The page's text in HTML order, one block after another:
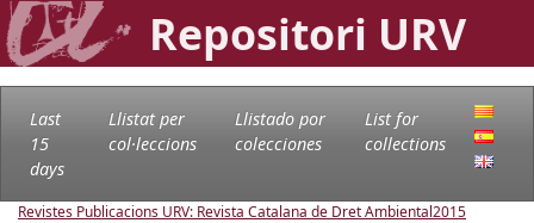
Repositori URV
Last
15
days
Llistat per
col·leccions
Llistado por
colecciones
List for
collections
Revistes Publicacions URV: Revista Catalana de Dret Ambiental2015